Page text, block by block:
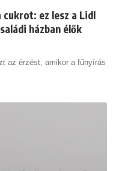
ez lesz a Lidl
házban élők
az érzést, amikor a fűnyírás